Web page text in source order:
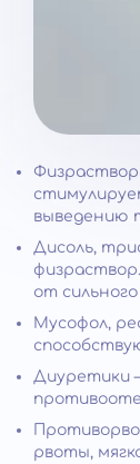
выведению
Дисоль,
от
Мусофол,
Диуретики
рвоты,